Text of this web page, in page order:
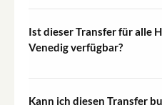
Ihrem Namen.
Venedig und den aktuellen
Ist dieser Transfer für alle
Venedig verfügbar?
Kann ich diesen Transfer